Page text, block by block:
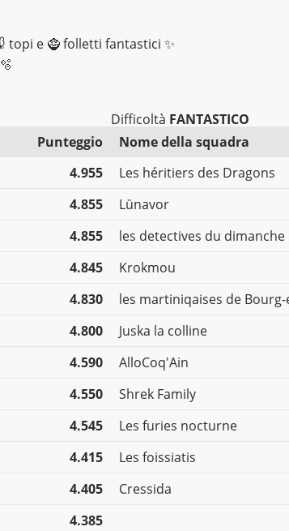
topi e 🧌 folletti fantastici ✨
Punteggio
4.955
4.855
4.855
4.845
4.830
4.800
4.590
4.550
4.545
4.415
4.405
4.385
Difficoltà FANTASTICO
Nome della squadra
Les héritiers des Dragons
Lünavor
les detectives du dimanche
Krokmou
les martiniqaises de Bourg-
Juska la colline
AlloCoq'Ain
Shrek Family
Les furies nocturne
Les foissiatis
Cressida